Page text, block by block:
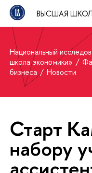
ВЫСШАЯ
Национальный
школа экономики»
бизнеса
Новости
Старт
набору